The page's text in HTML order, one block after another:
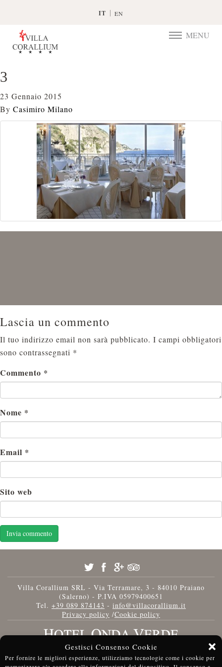
Gestisci Consenso Cookie
Per fornire le migliori esperienze, utilizziamo tecnologie come i cookie per
IT EN
TOGGLE
MENU
3
23 Gennaio 2015
By Casimiro Milano
Lascia un commento
Il tuo indirizzo email non sarà pubblicato. I campi obbligatori
sono contrassegnati *
Commento *
Nome *
Email *
Sito web
Villa Corallium SRL - Via Terramare, 3 - 84010 Praiano
(Salerno) - P.IVA 05979400651
Tel. +39 089 874143 - info@villacorallium.it
Privacy policy /Cookie policy